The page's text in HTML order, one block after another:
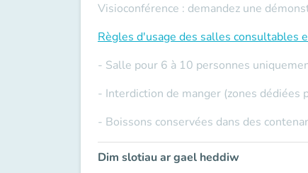
Visioconférence : demandez une
Règles d'usage des salles consultables
- Salle pour 6 à 10 personnes
- Interdiction de manger (zones dédiées
- Boissons conservées dans des
Dim slotiau ar gael heddiw